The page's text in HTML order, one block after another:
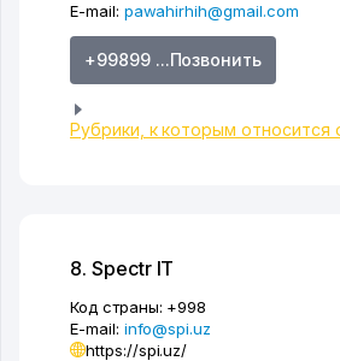
E-mail: pawahirhih@gmail.com
+99899 ...Позвонить
Рубрики, к которым относится
8. Spectr IT
Код страны: +998
E-mail: info@spi.uz
https://spi.uz/